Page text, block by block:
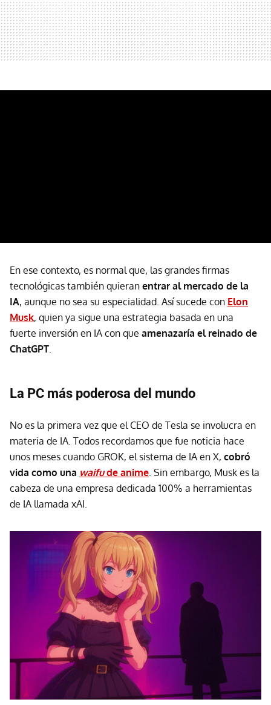
En ese contexto, es normal que, las grandes firmas
tecnológicas también quieran entrar al mercado de la
IA, aunque no sea su especialidad. Así sucede con Elon
Musk, quien ya sigue una estrategia basada en una
fuerte inversión en IA con que amenazaría el reinado de
ChatGPT.
La PC más poderosa del mundo
No es la primera vez que el CEO de Tesla se involucra en
materia de IA. Todos recordamos que fue noticia hace
unos meses cuando GROK, el sistema de IA en X, cobró
vida como una waifude anime. Sin embargo, Musk es la
cabeza de una empresa dedicada 100% a herramientas
de IA llamada xAI.